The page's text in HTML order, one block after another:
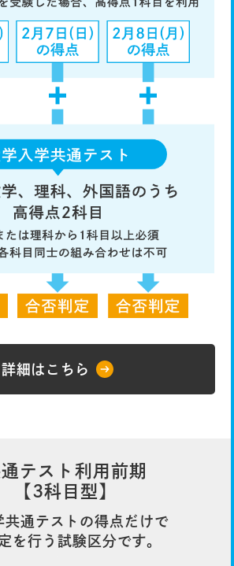
詳細はこちら
テスト利用前期
【3科目型】
共通テストの得点だけで
を行う試験区分です。